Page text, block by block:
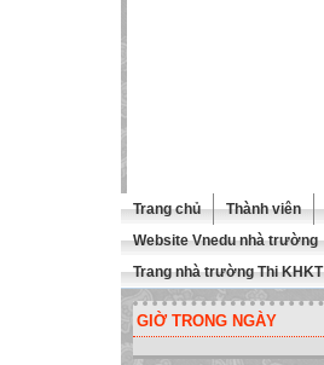
Trang chủ Thành viên
Website Vnedu nhà trường
Trang nhà trường Thi KHKT
GIỜ TRONG NGÀY